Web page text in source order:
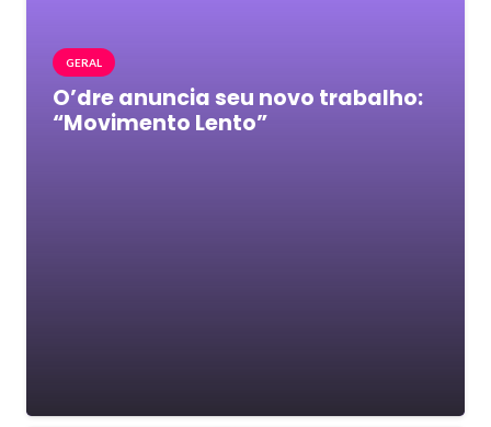
GERAL
O’dre anuncia seu novo trabalho:
“Movimento Lento”